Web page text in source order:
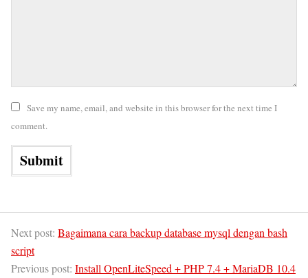
Save my name, email, and website in this browser for the next time I
comment.
Next post: Bagaimana cara backup database mysql dengan bash
script
Previous post: Install OpenLiteSpeed + PHP 7.4 + MariaDB 10.4